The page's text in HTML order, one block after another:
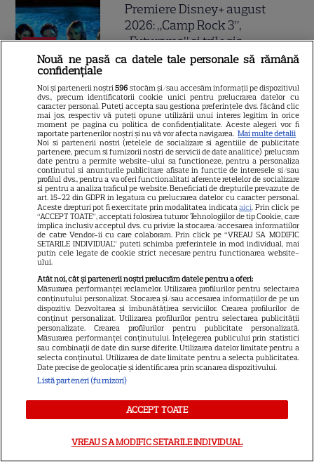
17
Premiere Disney+ august
2026: „Camp Rock 3”,
„Futurama” și trilogia
„Stăpânul Inelelor” ajung pe
15
DISNEY PLUS
Premiere de neratat pe Netflix,
Disney+ și SkyShowtime în
august: seriale noi, filme de
colecție și vedete de top
5
CINEMA
Eli Roth revine cu „Omul cu
horror în care copiii devin
criminali după ce mănâncă
înghețată
11
VEDETE STRĂINE
„Povestea peștelui posac”,
dintr-un bestseller The New
cinematografe pe 7 august
Nouă ne pasă ca datele tale personale să rămână
confidențiale
Noi și partenerii noștri596 stocăm și/sau accesăm informații pe dispozitivul
dvs., precum identificatorii cookie unici pentru prelucrarea datelor cu
caracter personal. Puteți accepta sau gestiona preferințele dvs. făcând clic
mai jos, respectiv vă puteți opune utilizării unui interes legitim în orice
moment pe pagina cu politica de confidențialitate. Aceste alegeri vor fi
raportate partenerilor noștri și nu vă vor afecta navigarea. Mai multe detalii
Noi si partenerii nostri (retelele de socializare si agentiile de publicitate
partenere, precum si furnizorii nostri de servicii de date analitice) prelucram
date pentru a permite website-ului sa functioneze, pentru a personaliza
continutul si anunturile publicitare afisate in functie de interesele si/sau
profilul dvs., pentru a va oferi functionalitati aferente retelelor de socializare
si pentru a analiza traficul pe website. Beneficiati de drepturile prevazute de
art. 15-22 din GDPR in legatura cu prelucrarea datelor cu caracter personal.
Aceste drepturi pot fi exercitate prin modalitatea indicataaici. Prin click pe
“ACCEPT TOATE”, acceptati folosirea tuturor Tehnologiilor de tip Cookie, care
implica inclusiv acceptul dvs. cu privire la stocarea/accesarea informatiilor
de catre Vendor-ii cu care colaboram. Prin click pe “VREAU SA MODIFIC
SETARILE INDIVIDUAL” puteti schimba preferintele in mod individual, mai
putin cele legate de cookie strict necesare pentru functionarea website-
ului.
Atât noi, cât și partenerii noștri prelucrăm datele pentru a oferi:
Măsurarea performanței reclamelor. Utilizarea profilurilor pentru selectarea
conținutului personalizat. Stocarea și/sau accesarea informațiilor de pe un
dispozitiv. Dezvoltarea și îmbunătățirea serviciilor. Crearea profilurilor de
conținut personalizat. Utilizarea profilurilor pentru selectarea publicității
personalizate. Crearea profilurilor pentru publicitate personalizată.
Măsurarea performanței conținutului. Înțelegerea publicului prin statistici
sau combinații de date din surse diferite. Utilizarea datelor limitate pentru a
selecta conținutul. Utilizarea de date limitate pentru a selecta publicitatea.
Date precise de geolocație și identificarea prin scanarea dispozitivului.
Listă parteneri (furnizori)
ACCEPT TOATE
VREAU SA MODIFIC SETARILE INDIVIDUAL